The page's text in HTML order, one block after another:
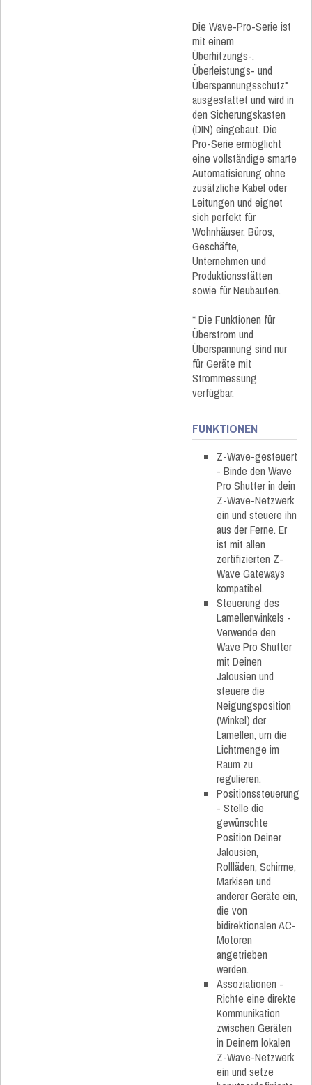
Die Wave-Pro-Serie ist
mit einem
Überhitzungs-,
Überleistungs- und
Überspannungsschutz*
ausgestattet und wird in
den Sicherungskasten
(DIN) eingebaut. Die
Pro-Serie ermöglicht
eine vollständige smarte
Automatisierung ohne
zusätzliche Kabel oder
Leitungen und eignet
sich perfekt für
Wohnhäuser, Büros,
Geschäfte,
Unternehmen und
Produktionsstätten
sowie für Neubauten.
* Die Funktionen für
Überstrom und
Überspannung sind nur
für Geräte mit
Strommessung
verfügbar.
FUNKTIONEN
Z-Wave-gesteuert
- Binde den Wave
Pro Shutter in dein
Z-Wave-Netzwerk
ein und steuere ihn
aus der Ferne. Er
ist mit allen
zertifizierten Z-
Wave Gateways
kompatibel.
Steuerung des
Lamellenwinkels -
Verwende den
Wave Pro Shutter
mit Deinen
Jalousien und
steuere die
Neigungsposition
(Winkel) der
Lamellen, um die
Lichtmenge im
Raum zu
regulieren.
Positionssteuerung​​
- Stelle die
gewünschte
Position Deiner
Jalousien,
Rollläden, Schirme,
Markisen und
anderer Geräte ein,
die von
bidirektionalen AC-
Motoren
angetrieben
werden.
Assoziationen -
Richte eine direkte
Kommunikation
zwischen Geräten
in Deinem lokalen
Z-Wave-Netzwerk
ein und setze